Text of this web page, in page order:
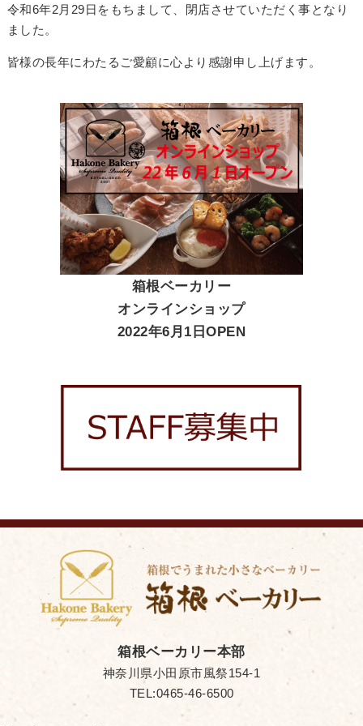
令和6年2月29日をもちまして、閉店させていただく事となり
ました。
皆様の長年にわたるご愛顧に心より感謝申し上げます。
箱根ベーカリー
オンラインショップ
2022年6月1日OPEN
箱根ベーカリー本部
神奈川県小田原市風祭154-1
TEL:0465-46-6500